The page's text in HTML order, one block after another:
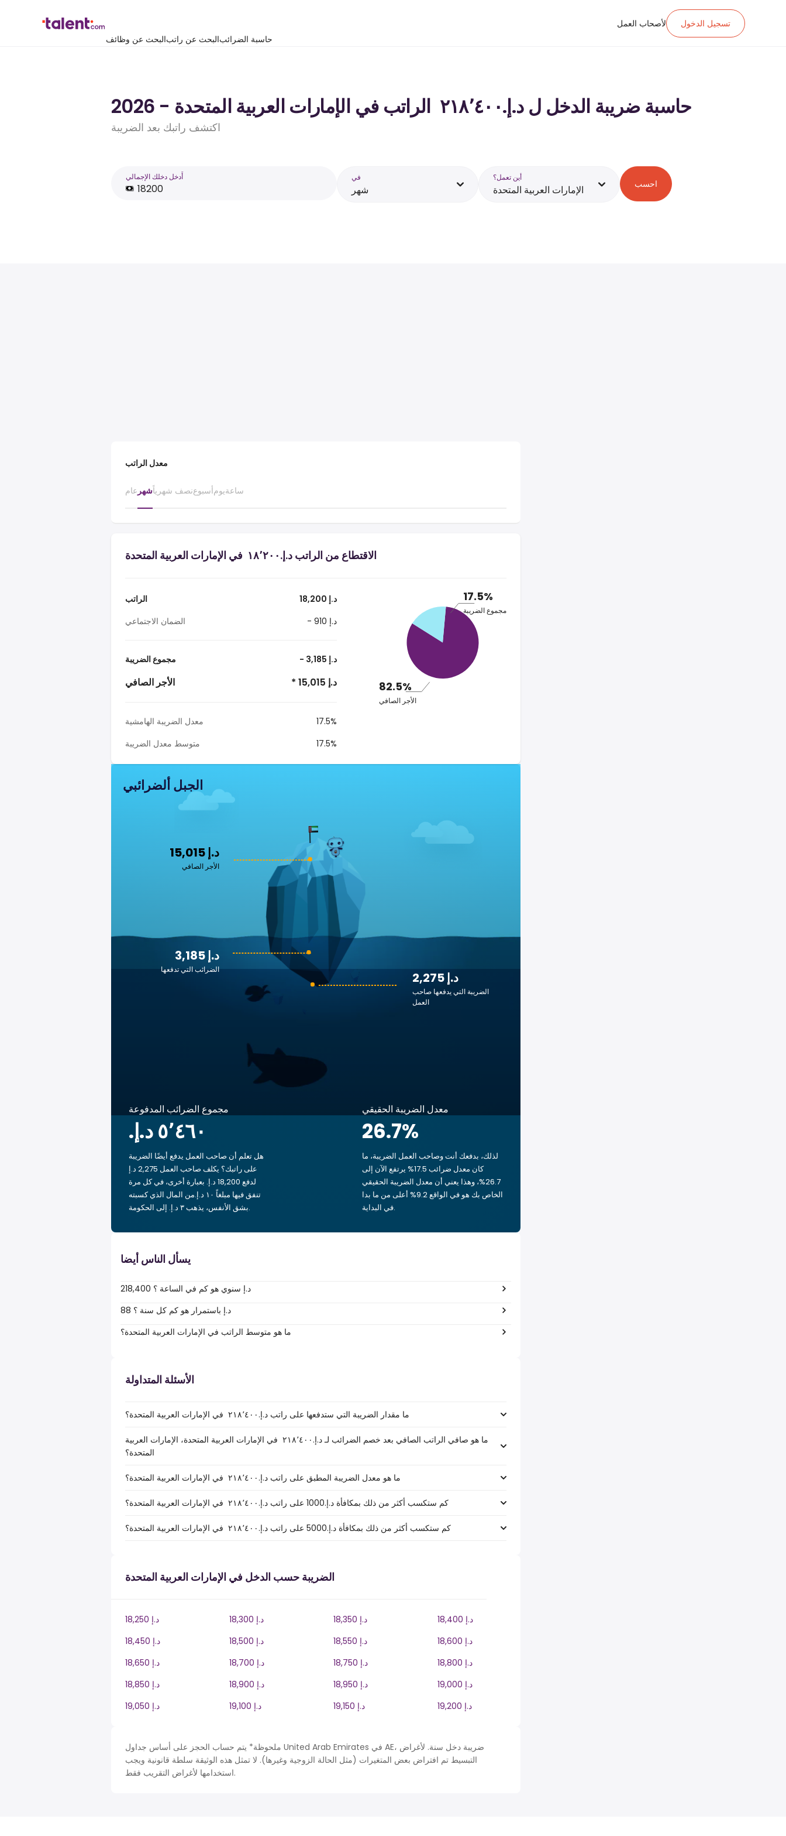
البحث عن وظائفالبحث عن راتبحاسبة الضرائب
لأصحاب العمل تسجيل الدخول
حاسبة ضريبة الدخل ل د.إ.‏٢١٨٬٤٠٠ ‏ الراتب في الإمارات العربية المتحدة - 2026
اكتشف راتبك بعد الضريبة
أَدخل دخلك الإجمالي في
شهر
أين تعمل؟
الإمارات العربية المتحدة احسب
معدل الراتب
عام شهرنصف شهرياًأسبوعيومساعة
الاقتطاع من الراتب د.إ.‏١٨٬٢٠٠ ‏ في الإمارات العربية المتحدة
الراتب
18,200 د.إ
الضمان الاجتماعي
- 910 د.إ
مجموع الضريبة - 3,185 د.إ
الأجر الصافي * 15,015 د.إ
معدل الضريبة الهامشية
17.5%
متوسط معدل الضريبة
17.5%
17.5%
مجموع الضريبة
82.5%
الأجر الصافي
الجبل ألضرائبي
15,015 د.إ
الأجر الصافي
2,275 د.إ
الضريبة التي يدفعها صاحب
العمل
3,185 د.إ
الضرائب التي تدفعها
مجموع الضرائب المدفوعة
هل تعلم أن صاحب العمل يدفع أيضًا الضريبة
على راتبك؟ يكلف صاحب العمل 2,275 د.إ
لدفع 18,200 د.إ. بعبارة أخرى، في كل مرة
تنفق فيها مبلغاً ‏١٠ د.إ.‏من المال الذي كسبته
بشق الأنفس، يذهب ‏٣ د.إ.‏ إلى الحكومة.
معدل الضريبة الحقيقي
26.7%
لذلك، بدفعك أنت وصاحب العمل الضريبة، ما
كان معدل ضرائب 17.5% يرتفع الآن إلى
26.7%، وهذا يعني أن معدل الضريبة الحقيقي
الخاص بك هو في الواقع 9.2% أعلى من ما بدا
في البداية.
يسأل الناس أيضا
218,400 د.إ سنوي هو كم في الساعة ؟
88 د.إ باستمرار هو كم كل سنة ؟
ما هو متوسط الراتب في الإمارات العربية المتحدة؟
الأسئلة المتداولة
ما مقدار الضريبة التي ستدفعها على راتب د.إ.‏٢١٨٬٤٠٠ ‏ في الإمارات العربية المتحدة؟
ما هو صافي الراتب الصافي بعد خصم الضرائب لـ د.إ.‏٢١٨٬٤٠٠ ‏ في الإمارات العربية المتحدة، الإمارات العربية
المتحدة؟
ما هو معدل الضريبة المطبق على راتب د.إ.‏٢١٨٬٤٠٠ ‏ في الإمارات العربية المتحدة؟
كم ستكسب أكثر من ذلك بمكافأة د.إ.1000 على راتب د.إ.‏٢١٨٬٤٠٠ ‏ في الإمارات العربية المتحدة؟
كم ستكسب أكثر من ذلك بمكافأة د.إ.5000 على راتب د.إ.‏٢١٨٬٤٠٠ ‏ في الإمارات العربية المتحدة؟
الضريبة حسب الدخل في الإمارات العربية المتحدة
18,250 د.إ 18,300 د.إ 18,350 د.إ
18,400 د.إ
18,450 د.إ
18,500 د.إ 18,550 د.إ
18,600 د.إ
18,650 د.إ
18,700 د.إ 18,750 د.إ
18,800 د.إ
18,850 د.إ
18,900 د.إ 18,950 د.إ
19,000 د.إ
19,050 د.إ
19,100 د.إ 19,150 د.إ 19,200 د.إ
ملحوظة* يتم حساب الحجز على أساس جداول United Arab Emirates في AE، ضريبة دخل سنة. لأغراض
التبسيط تم افتراض بعض المتغيرات (مثل الحالة الزوجية وغيرها). لا تمثل هذه الوثيقة سلطة قانونية ويجب
استخدامها لأغراض التقريب فقط.